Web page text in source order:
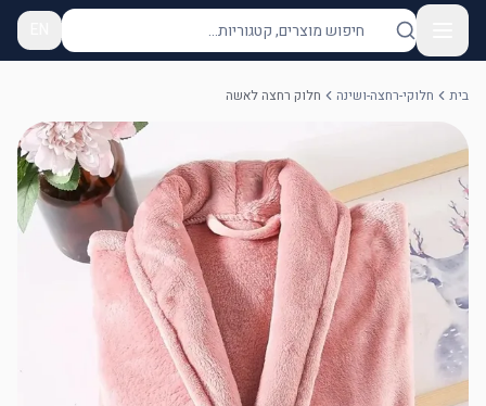
בית חלוקי-רחצה-ושינה חלוק רחצה לאשה